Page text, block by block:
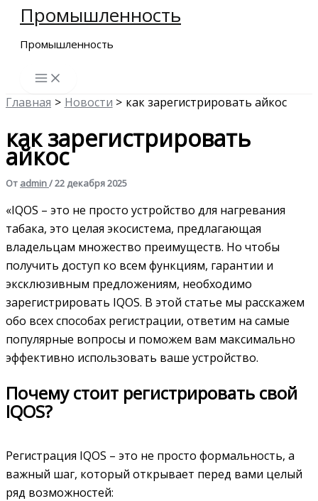
Перейти
содержимому
Промышленность
Промышленность
Главная Новости как зарегистрировать айкос
как зарегистрировать
айкос
От admin/22 декабря 2025
«IQOS – это не просто устройство для нагревания
табака, это целая экосистема, предлагающая
владельцам множество преимуществ. Но чтобы
получить доступ ко всем функциям, гарантии и
эксклюзивным предложениям, необходимо
зарегистрировать IQOS. В этой статье мы расскажем
обо всех способах регистрации, ответим на самые
популярные вопросы и поможем вам максимально
эффективно использовать ваше устройство.
Почему стоит регистрировать свой
IQOS?
Регистрация IQOS – это не просто формальность, а
важный шаг, который открывает перед вами целый
ряд возможностей: